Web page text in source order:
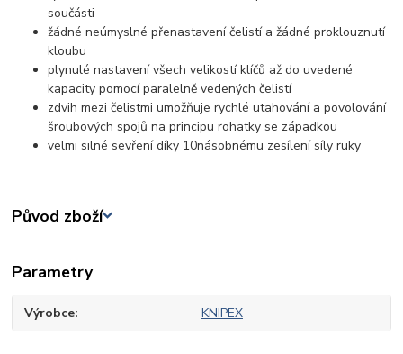
součásti
žádné neúmyslné přenastavení čelistí a žádné proklouznutí
kloubu
plynulé nastavení všech velikostí klíčů až do uvedené
kapacity pomocí paralelně vedených čelistí
zdvih mezi čelistmi umožňuje rychlé utahování a povolování
šroubových spojů na principu rohatky se západkou
velmi silné sevření díky 10násobnému zesílení síly ruky
Původ zboží
Parametry
Výrobce KNIPEX